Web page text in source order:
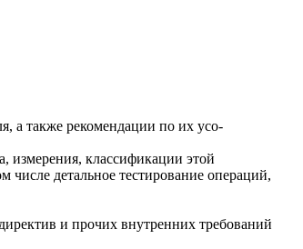
а также рекомендации по их усо-
измерения, классификации этой
детальное тестирование операций,
и прочих внутренних требований